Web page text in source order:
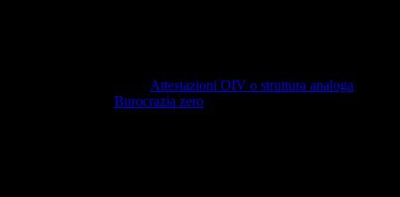
Attestazioni OIV o struttura analoga
Burocrazia zero